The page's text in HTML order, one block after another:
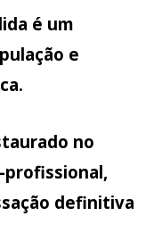
é um
e
no
definitiva